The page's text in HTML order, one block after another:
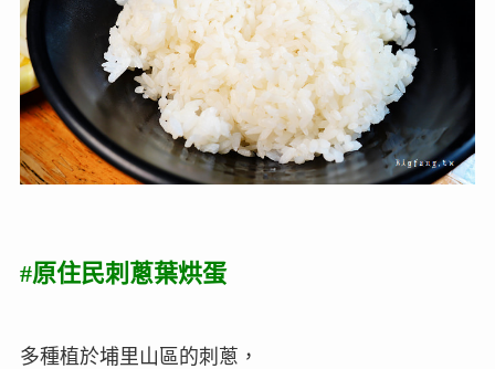
#原住民刺蔥葉烘蛋
多種植於埔里山區的刺蔥，